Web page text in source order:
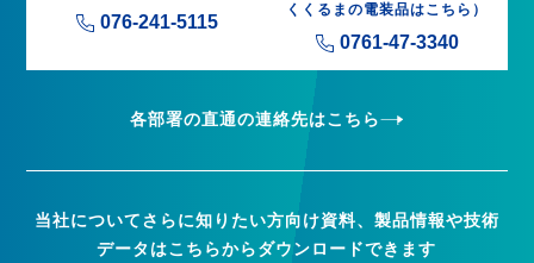
076-241-5115
くくるまの電装品はこちら）
0761-47-3340
各部署の直通の連絡先はこちら
当社についてさらに知りたい方向け資料、製品情報や技術
データはこちらからダウンロードできます